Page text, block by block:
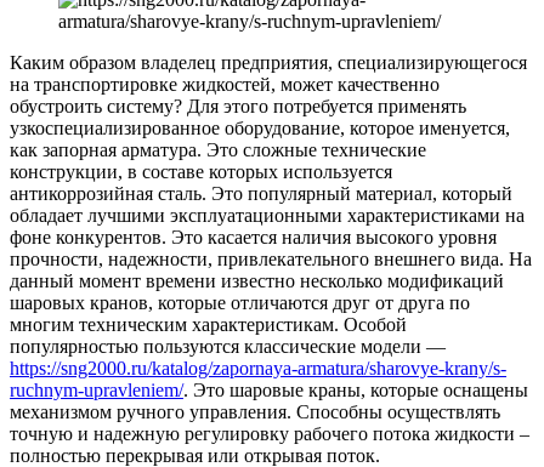
Каким образом владелец предприятия, специализирующегося
на транспортировке жидкостей, может качественно
обустроить систему? Для этого потребуется применять
узкоспециализированное оборудование, которое именуется,
как запорная арматура. Это сложные технические
конструкции, в составе которых используется
антикоррозийная сталь. Это популярный материал, который
обладает лучшими эксплуатационными характеристиками на
фоне конкурентов. Это касается наличия высокого уровня
прочности, надежности, привлекательного внешнего вида. На
данный момент времени известно несколько модификаций
шаровых кранов, которые отличаются друг от друга по
многим техническим характеристикам. Особой
популярностью пользуются классические модели —
https://sng2000.ru/katalog/zapornaya-armatura/sharovye-krany/s-
ruchnym-upravleniem/. Это шаровые краны, которые оснащены
механизмом ручного управления. Способны осуществлять
точную и надежную регулировку рабочего потока жидкости –
полностью перекрывая или открывая поток.